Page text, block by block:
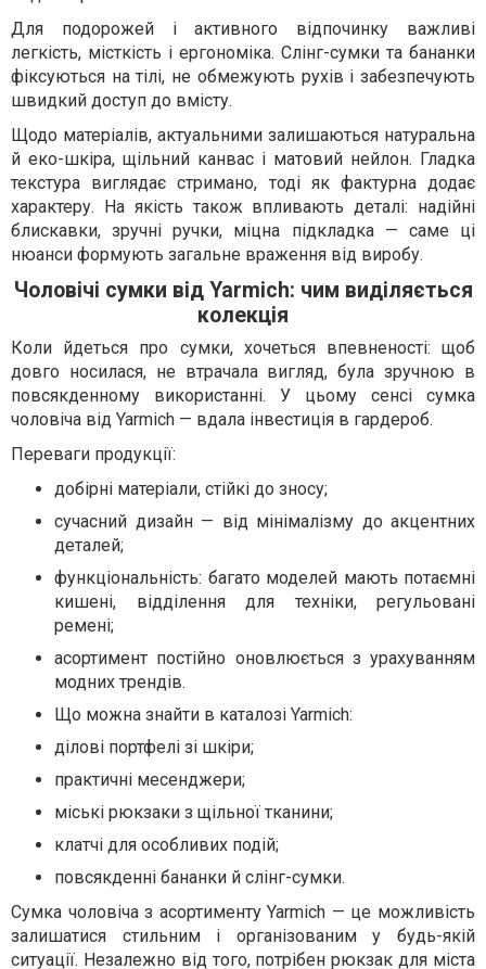
Для подорожей і активного відпочинку важливі
легкість, місткість і ергономіка. Слінг-сумки та бананки
фіксуються на тілі, не обмежують рухів і забезпечують
швидкий доступ до вмісту.
Щодо матеріалів, актуальними залишаються натуральна
й еко-шкіра, щільний канвас і матовий нейлон. Гладка
текстура виглядає стримано, тоді як фактурна додає
характеру. На якість також впливають деталі: надійні
блискавки, зручні ручки, міцна підкладка — саме ці
нюанси формують загальне враження від виробу.
Чоловічі сумки від Yarmich: чим виділяється
колекція
Коли йдеться про сумки, хочеться впевненості: щоб
довго носилася, не втрачала вигляд, була зручною в
повсякденному використанні. У цьому сенсі сумка
чоловіча від Yarmich — вдала інвестиція в гардероб.
Переваги продукції:
добірні матеріали, стійкі до зносу;
сучасний дизайн — від мінімалізму до акцентних
деталей;
функціональність: багато моделей мають потаємні
кишені, відділення для техніки, регульовані
ремені;
асортимент постійно оновлюється з урахуванням
модних трендів.
Що можна знайти в каталозі Yarmich:
ділові портфелі зі шкіри;
практичні месенджери;
міські рюкзаки з щільної тканини;
клатчі для особливих подій;
повсякденні бананки й слінг-сумки.
Сумка чоловіча з асортименту Yarmich — це можливість
залишатися стильним і організованим у будь-якій
ситуації. Незалежно від того, потрібен рюкзак для міста